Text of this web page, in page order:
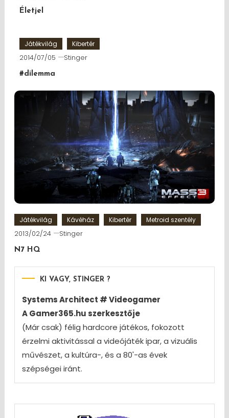
Életjel
Játékvilág Kibertér
2014/07/05 Stinger
#dilemma
Játékvilág Kávéház Kibertér Metroid szentély
2013/02/24 Stinger
N7 HQ
KI VAGY, STINGER ?
Systems Architect # Videogamer
A Gamer365.hu szerkesztője
(Már csak) félig hardcore játékos, fokozott
érzelmi aktivitással a videójáték ipar, a vizuális
művészet, a kultúra-, és a 80'-as évek
szépségei iránt.